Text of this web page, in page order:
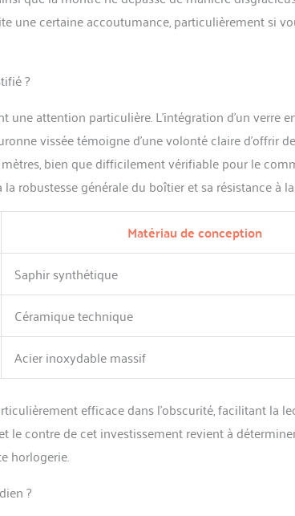
une certaine accoutumance, particulièrement si
?
attention particulière. L’intégration d’un verre
vissée témoigne d’une volonté claire d’offrir
bien que difficilement vérifiable pour le
robustesse générale du boîtier et sa résistance à
Matériau de conception
Saphir synthétique
Céramique technique
Acier inoxydable massif
efficace dans l’obscurité, facilitant la
le contre de cet investissement revient à
horlogerie.
?